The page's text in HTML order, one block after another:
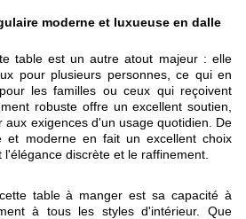
moderne et luxueuse en dalle
table est un autre atout majeur : elle
pour plusieurs personnes, ce qui en
les familles ou ceux qui reçoivent
robuste offre un excellent soutien,
aux exigences d'un usage quotidien. De
et moderne en fait un excellent choix
discrète et le raffinement.
table à manger est sa capacité à
à tous les styles d'intérieur. Que